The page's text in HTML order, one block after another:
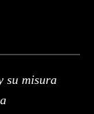
su misura